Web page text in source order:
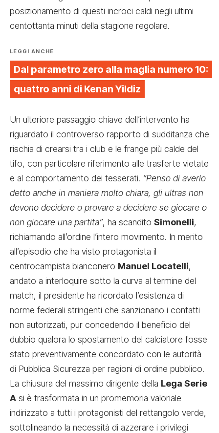
posizionamento di questi incroci caldi negli ultimi
centottanta minuti della stagione regolare.
LEGGI ANCHE
Dal parametro zero alla maglia numero 10:
quattro anni di Kenan Yildiz
Un ulteriore passaggio chiave dell’intervento ha
riguardato il controverso rapporto di sudditanza che
rischia di crearsi tra i club e le frange più calde del
tifo, con particolare riferimento alle trasferte vietate
e al comportamento dei tesserati. “Penso di averlo
detto anche in maniera molto chiara, gli ultras non
devono decidere o provare a decidere se giocare o
non giocare una partita”, ha scandito Simonelli,
richiamando all’ordine l’intero movimento. In merito
all’episodio che ha visto protagonista il
centrocampista bianconero Manuel Locatelli,
andato a interloquire sotto la curva al termine del
match, il presidente ha ricordato l’esistenza di
norme federali stringenti che sanzionano i contatti
non autorizzati, pur concedendo il beneficio del
dubbio qualora lo spostamento del calciatore fosse
stato preventivamente concordato con le autorità
di Pubblica Sicurezza per ragioni di ordine pubblico.
La chiusura del massimo dirigente della Lega Serie
A si è trasformata in un promemoria valoriale
indirizzato a tutti i protagonisti del rettangolo verde,
sottolineando la necessità di azzerare i privilegi